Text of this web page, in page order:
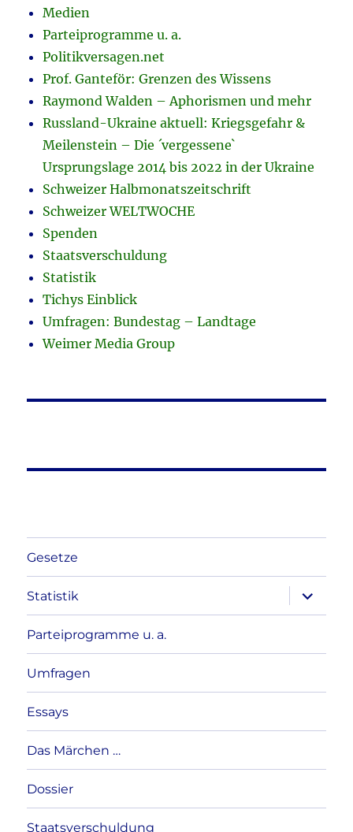
Medien
Parteiprogramme u. a.
Politikversagen.net
Prof. Ganteför: Grenzen des Wissens
Raymond Walden – Aphorismen und mehr
Russland-Ukraine aktuell: Kriegsgefahr &
Meilenstein – Die ´vergessene`
Ursprungslage 2014 bis 2022 in der Ukraine
Schweizer Halbmonatszeitschrift
Schweizer WELTWOCHE
Spenden
Staatsverschuldung
Statistik
Tichys Einblick
Umfragen: Bundestag – Landtage
Weimer Media Group
Gesetze
Statistik
anzeigen
Parteiprogramme u. a.
Umfragen
Essays
Das Märchen …
Dossier
Staatsverschuldung